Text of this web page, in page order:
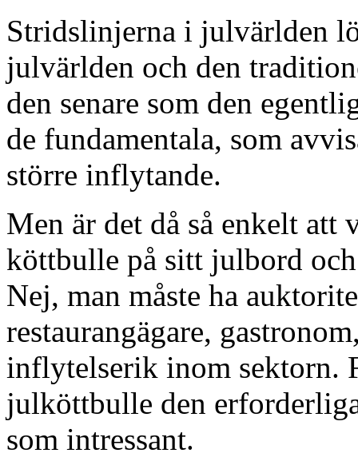
Stridslinjerna i julvärlden
julvärlden och den
den senare som den
de fundamentala, som
större inflytande.
Men är det då så enkelt att
köttbulle på sitt julbord
Nej, man måste ha
restaurangägare,
inflytelserik inom sektorn.
julköttbulle den
som intressant.